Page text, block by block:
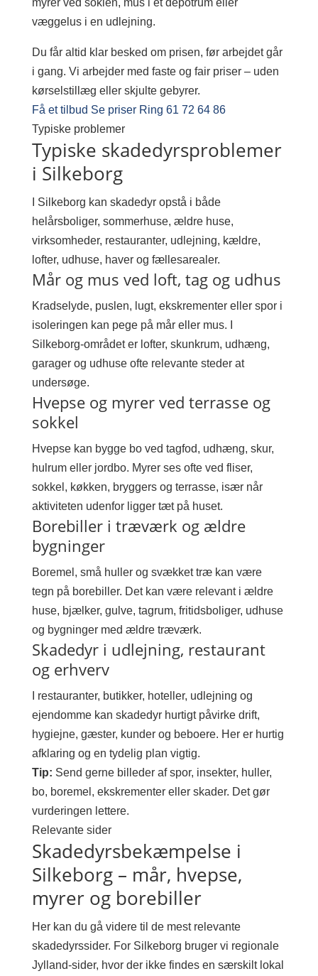
myrer ved soklen, mus i et depotrum eller
væggelus i en udlejning.
Du får altid klar besked om prisen, før arbejdet går
i gang. Vi arbejder med faste og fair priser – uden
kørselstillæg eller skjulte gebyrer.
Få et tilbud Se priser Ring 61 72 64 86
Typiske problemer
Typiske skadedyrsproblemer
i Silkeborg
I Silkeborg kan skadedyr opstå i både
helårsboliger, sommerhuse, ældre huse,
virksomheder, restauranter, udlejning, kældre,
lofter, udhuse, haver og fællesarealer.
Mår og mus ved loft, tag og udhus
Kradselyde, puslen, lugt, ekskrementer eller spor i
isoleringen kan pege på mår eller mus. I
Silkeborg-området er lofter, skunkrum, udhæng,
garager og udhuse ofte relevante steder at
undersøge.
Hvepse og myrer ved terrasse og
sokkel
Hvepse kan bygge bo ved tagfod, udhæng, skur,
hulrum eller jordbo. Myrer ses ofte ved fliser,
sokkel, køkken, bryggers og terrasse, især når
aktiviteten udenfor ligger tæt på huset.
Borebiller i træværk og ældre
bygninger
Boremel, små huller og svækket træ kan være
tegn på borebiller. Det kan være relevant i ældre
huse, bjælker, gulve, tagrum, fritidsboliger, udhuse
og bygninger med ældre træværk.
Skadedyr i udlejning, restaurant
og erhverv
I restauranter, butikker, hoteller, udlejning og
ejendomme kan skadedyr hurtigt påvirke drift,
hygiejne, gæster, kunder og beboere. Her er hurtig
afklaring og en tydelig plan vigtig.
Tip: Send gerne billeder af spor, insekter, huller,
bo, boremel, ekskrementer eller skader. Det gør
vurderingen lettere.
Relevante sider
Skadedyrsbekæmpelse i
Silkeborg – mår, hvepse,
myrer og borebiller
Her kan du gå videre til de mest relevante
skadedyrssider. For Silkeborg bruger vi regionale
Jylland-sider, hvor der ikke findes en særskilt lokal